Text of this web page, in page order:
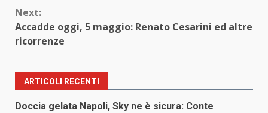
Next:
Accadde oggi, 5 maggio: Renato Cesarini ed altre
ricorrenze
ARTICOLI RECENTI
Doccia gelata Napoli, Sky ne è sicura: Conte